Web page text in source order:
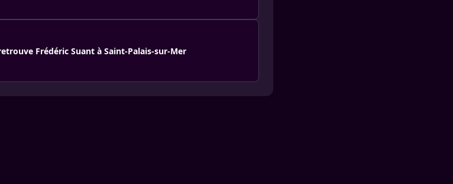
Frédéric Suant à Saint-Palais-sur-Mer